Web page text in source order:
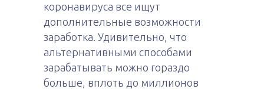
коронавируса все ищут
дополнительные возможности
заработка. Удивительно, что
альтернативными способами
зарабатывать можно гораздо
больше, вплоть до миллионов